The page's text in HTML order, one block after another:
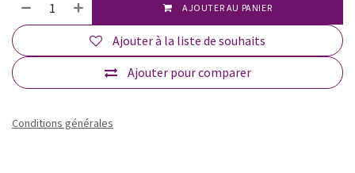
AJOUTER AU PANIER
Ajouter pour comparer
Ajouter à la liste de souhaits
Conditions générales